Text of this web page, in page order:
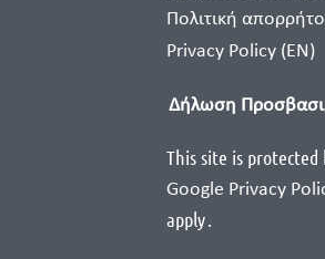
Πολιτική
Privacy Policy (EN)
Δήλωση
This site is protected
Google Privacy
apply.